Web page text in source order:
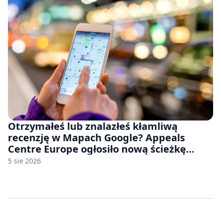
Otrzymałeś lub znalazłeś kłamliwą
recenzję w Mapach Google? Appeals
Centre Europe ogłosiło nową ścieżkę
odwoławczą dla firm i konsumentów
5 sie 2026